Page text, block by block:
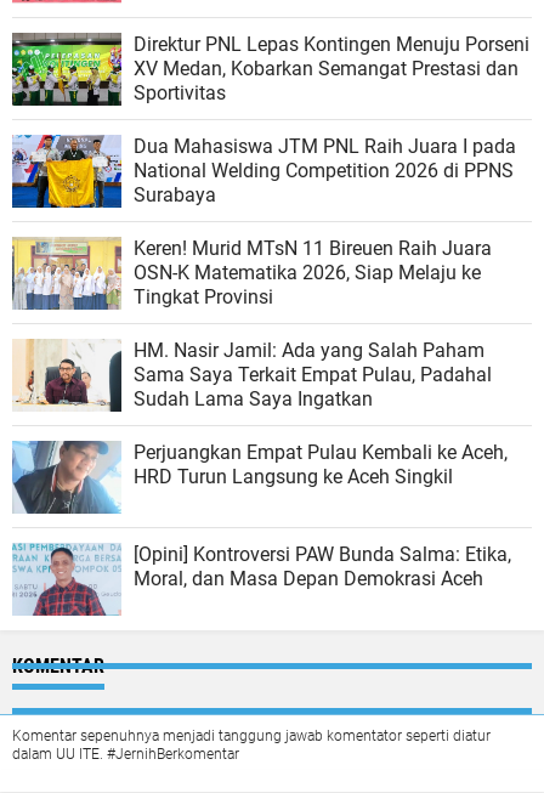
Direktur PNL Lepas Kontingen Menuju Porseni
XV Medan, Kobarkan Semangat Prestasi dan
Sportivitas
Dua Mahasiswa JTM PNL Raih Juara I pada
National Welding Competition 2026 di PPNS
Surabaya
Keren! Murid MTsN 11 Bireuen Raih Juara
OSN-K Matematika 2026, Siap Melaju ke
Tingkat Provinsi
HM. Nasir Jamil: Ada yang Salah Paham
Sama Saya Terkait Empat Pulau, Padahal
Sudah Lama Saya Ingatkan
Perjuangkan Empat Pulau Kembali ke Aceh,
HRD Turun Langsung ke Aceh Singkil
[Opini] Kontroversi PAW Bunda Salma: Etika,
Moral, dan Masa Depan Demokrasi Aceh
KOMENTAR
Komentar sepenuhnya menjadi tanggung jawab komentator seperti diatur
dalam UU ITE. #JernihBerkomentar